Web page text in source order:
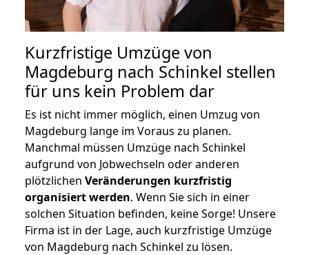
Kurzfristige Umzüge von
Magdeburg nach Schinkel stellen
für uns kein Problem dar
Es ist nicht immer möglich, einen Umzug von
Magdeburg lange im Voraus zu planen.
Manchmal müssen Umzüge nach Schinkel
aufgrund von Jobwechseln oder anderen
plötzlichen Veränderungen kurzfristig
organisiert werden. Wenn Sie sich in einer
solchen Situation befinden, keine Sorge! Unsere
Firma ist in der Lage, auch kurzfristige Umzüge
von Magdeburg nach Schinkel zu lösen.